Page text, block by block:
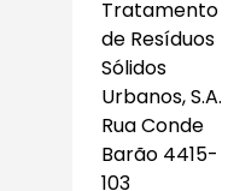
Tratamento
de Resíduos
Sólidos
Urbanos, S.A.
Rua Conde
Barão 4415-
103